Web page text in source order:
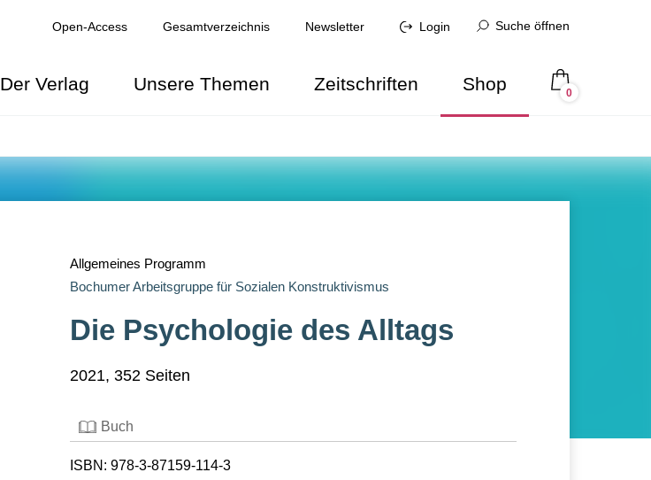
Open-Access Gesamtverzeichnis Newsletter Login Suche öffnen
Der Verlag Unsere Themen Zeitschriften Shop 0
Allgemeines Programm
Bochumer Arbeitsgruppe für Sozialen Konstruktivismus
Die Psychologie des Alltags
2021, 352 Seiten
Buch
ISBN: 978-3-87159-114-3